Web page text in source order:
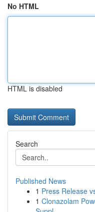
No HTML
HTML is disabled
Search
Published News
1 Press Release
1 Clonazolam